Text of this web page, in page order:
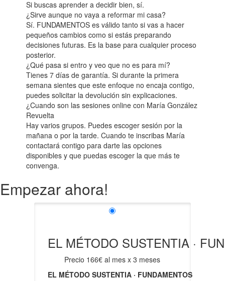
Si buscas aprender a decidir bien, sí.
¿Sirve aunque no vaya a reformar mi casa?
Sí. FUNDAMENTOS es válido tanto si vas a hacer
pequeños cambios como si estás preparando
decisiones futuras. Es la base para cualquier proceso
posterior.
¿Qué pasa si entro y veo que no es para mí?
Tienes 7 días de garantía. Si durante la primera
semana sientes que este enfoque no encaja contigo,
puedes solicitar la devolución sin explicaciones.
¿Cuando son las sesiones online con María González
Revuelta
Hay varios grupos. Puedes escoger sesión por la
mañana o por la tarde. Cuando te inscribas María
contactará contigo para darte las opciones
disponibles y que puedas escoger la que más te
convenga.
Empezar ahora!
EL MÉTODO SUSTENTIA ·
Precio 166€ al mes x 3 meses
EL MÉTODO SUSTENTIA · FUNDAMENTOS